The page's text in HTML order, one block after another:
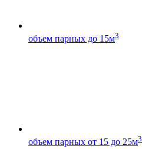
объем парных до 15м3
объем парных от 15 до 25м3